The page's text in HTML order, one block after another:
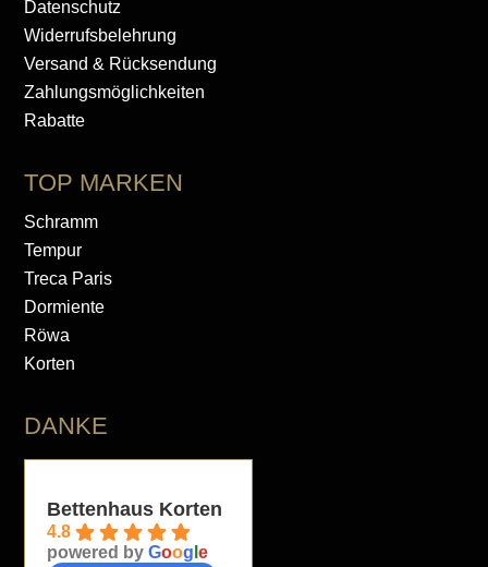
Datenschutz
Widerrufsbelehrung
Versand & Rücksendung
Zahlungsmöglichkeiten
Rabatte
TOP MARKEN
Schramm
Tempur
Treca Paris
Dormiente
Röwa
Korten
DANKE
Bettenhaus Korten
4.8
powered byGoog le